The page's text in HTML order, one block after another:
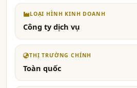
LOẠI HÌNH KINH DOANH
Công ty dịch vụ
THỊ TRƯỜNG CHÍNH
Toàn quốc